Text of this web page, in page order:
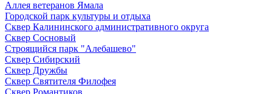
Аллея ветеранов Ямала
Городской парк культуры и отдыха
Сквер Калининского административного округа
Сквер Сосновый
Строящийся парк "Алебашево"
Сквер Сибирский
Сквер Дружбы
Сквер Святителя Филофея
Сквер Романтиков